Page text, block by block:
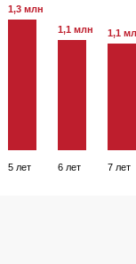
1,3 млн
5 лет
1,1 млн
6 лет
1,1
7 лет